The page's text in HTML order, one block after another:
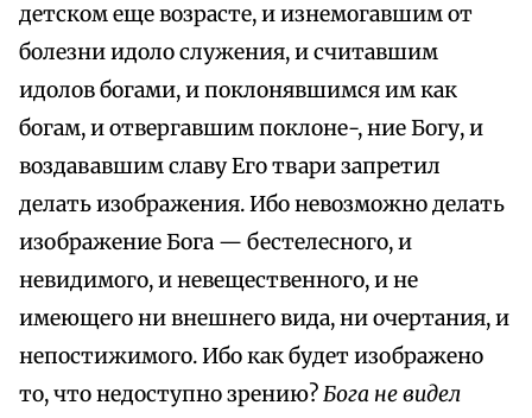
детском еще возрасте, и изнемогавшим от
болезни идоло служения, и считавшим
идолов богами, и поклонявшимся им как
богам, и отвергавшим поклоне-, ние Богу, и
воздававшим славу Его твари запретил
делать изображения. Ибо невозможно делать
изображение Бога — бестелесного, и
невидимого, и невещественного, и не
имеющего ни внешнего вида, ни очертания, и
непостижимого. Ибо как будет изображено
то, что недоступно зрению?Бога не видел